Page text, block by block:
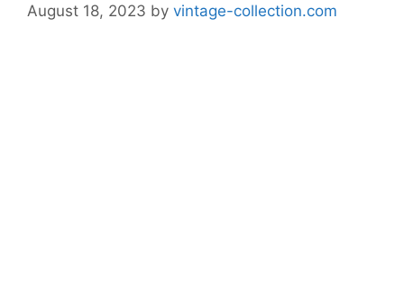
August 18, 2023 by vintage-collection.com